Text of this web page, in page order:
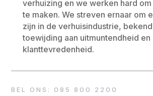
verhuizing en we werken hard
te maken. We streven ernaar om
zijn in de verhuisindustrie,
toewijding aan uitmuntendheid en
klanttevredenheid.
BEL ONS: 085 800 2200